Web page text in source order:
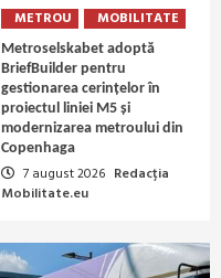
METROU MOBILITATE
Metroselskabet adoptă
BriefBuilder pentru
gestionarea cerințelor în
proiectul liniei M5 și
modernizarea metroului din
Copenhaga
7 august 2026 Redacția
Mobilitate.eu